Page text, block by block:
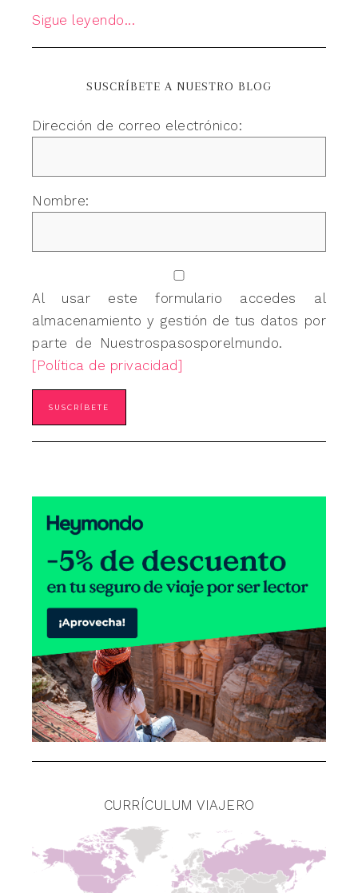
Sigue leyendo...
SUSCRÍBETE A NUESTRO BLOG
Dirección de correo electrónico:
Nombre:
Al usar este formulario accedes al
almacenamiento y gestión de tus datos por
parte de Nuestrospasosporelmundo.
[Política de privacidad]
CURRÍCULUM VIAJERO